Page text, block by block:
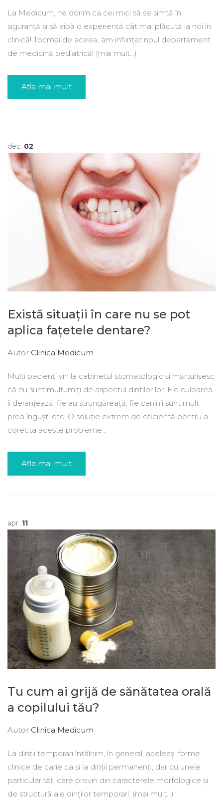
La Medicum, ne dorim ca cei mici să se simtă în
siguranță și să aibă o experiență cât mai plăcută la noi în
clinică! Tocmai de aceea, am înființat noul departament
de medicină pediatrică! (mai mult…)
Afla mai mult
dec. 02
Există situații în care nu se pot
aplica fațetele dentare?
Autor Clinica Medicum
Mulți pacienți vin la cabinetul stomatologic și mărturisesc
că nu sunt mulțumiți de aspectul dinților lor. Fie culoarea
îi deranjează, fie au strungăreață, fie caninii sunt mult
prea înguști etc. O soluție extrem de eficientă pentru a
corecta aceste probleme...
Afla mai mult
apr. 11
Tu cum ai grijă de sănătatea orală
a copilului tău?
Autor Clinica Medicum
La dinții temporari întâlnim, în general, aceleași forme
clinice de carie ca și la dinții permanenți, dar cu unele
particularități care provin din caracterele morfologice și
de structură ale dinților temporari. (mai mult…)